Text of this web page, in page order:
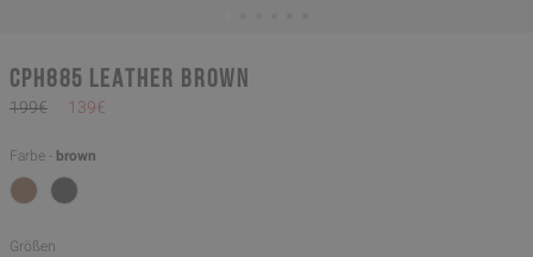
CPH885 leather brown
199€ 139€
Farbe - brown
Größen